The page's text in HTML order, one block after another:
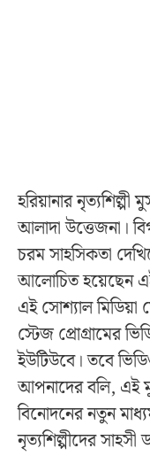
হরিয়ানার নৃত্যশিল্পী
আলাদা উত্তেজনা।
চরম সাহসিকতা
আলোচিত হয়েছেন এই
এই সোশ্যাল মিডিয়া
স্টেজ প্রোগ্রামের
ইউটিউবে। তবে
আপনাদের বলি, এই
বিনোদনের নতুন
নৃত্যশিল্পীদের